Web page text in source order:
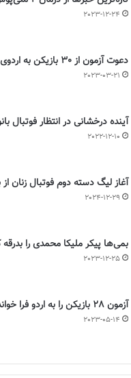
2023-12-24
دعوت آزمون از 30 بازیکن به اردوی تیم ملی
2023-03-21
آینده درخشانی در انتظار فوتبال
2022-12-10
آغاز لیگ دسته دوم فوتبال زنان
2024-12-29
بمی‌ها پیکر ملیکا محمدی را بدرقه
2023-12-25
آزمون 28 بازیکن را به اردو فرا خواند
2023-05-14